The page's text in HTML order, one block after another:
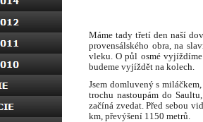
Máme tady třetí den naší
provensálského obra, na
vleku. O půl osmé vyjíždíme
budeme vyjíždět na kolech.
Jsem domluvený s
trochu nastoupám do
začíná zvedat. Před sebou
km, převýšení 1150 metrů.